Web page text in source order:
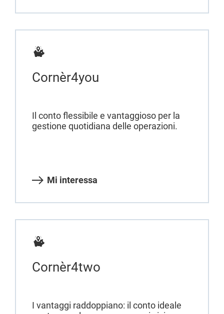
Cornèr4you
Il conto flessibile e vantaggioso per la
gestione quotidiana delle operazioni.
Mi interessa
Cornèr4two
I vantaggi raddoppiano: il conto ideale